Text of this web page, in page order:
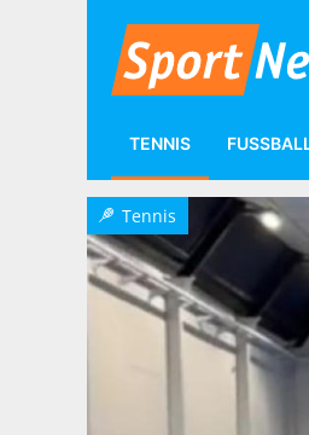
TENNIS FUSSBALL
T Tennis